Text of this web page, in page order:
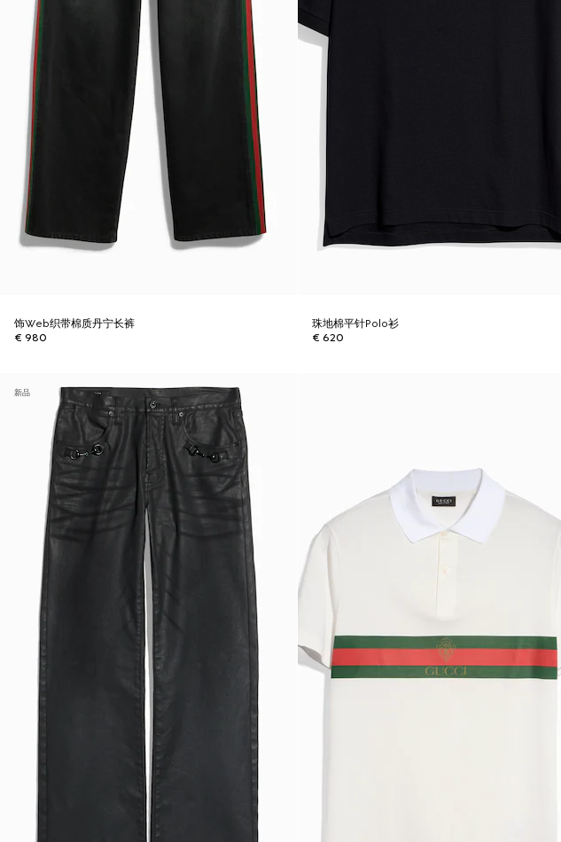
饰Web织带棉质丹宁长裤
€ 980
珠地棉平针Polo衫
€ 620
新品